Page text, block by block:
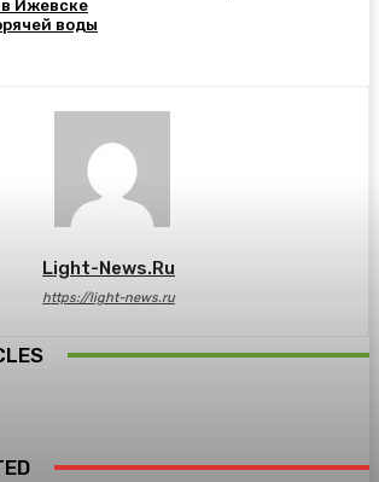
Ижевске
воды
Light-News.ru
https://light-news.ru